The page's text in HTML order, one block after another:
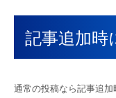
記事追加時
通常の投稿なら記事追